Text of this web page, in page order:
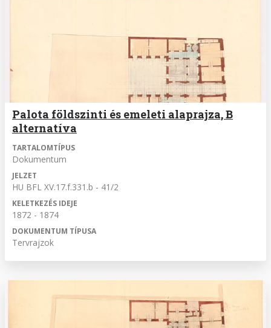
Palota földszinti és emeleti alaprajza, B
alternatíva
TARTALOMTÍPUS
Dokumentum
JELZET
HU BFL XV.17.f.331.b - 41/2
KELETKEZÉS IDEJE
1872 - 1874
DOKUMENTUM TÍPUSA
Tervrajzok